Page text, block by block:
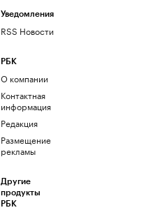
Уведомления
RSS Новости
РБК
О компании
Контактная
информация
Редакция
Размещение
рекламы
Другие
продукты
РБК